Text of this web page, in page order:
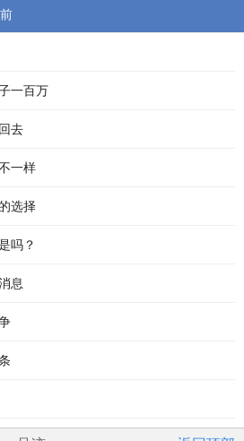
一百万
去
一样
选择
吗？
息